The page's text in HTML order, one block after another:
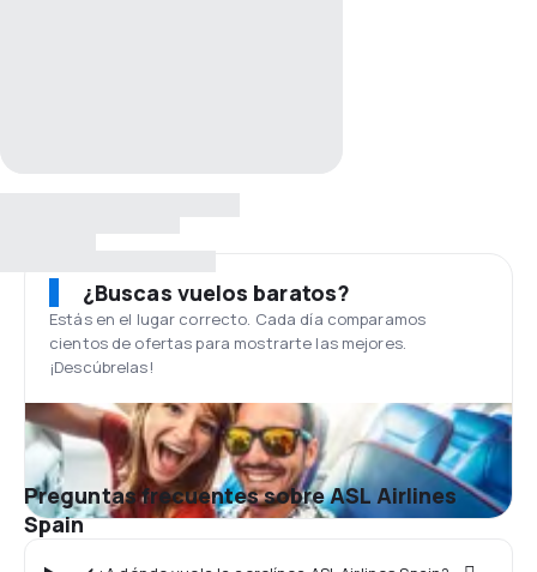
¿Buscas vuelos baratos?
Estás en el lugar correcto. Cada día comparamos
cientos de ofertas para mostrarte las mejores.
¡Descúbrelas!
Preguntas frecuentes sobre ASL Airlines
Spain